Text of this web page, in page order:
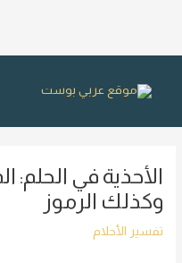
الأحذية في الحلم:
وكذلك الرموز
تفسير الأحلام